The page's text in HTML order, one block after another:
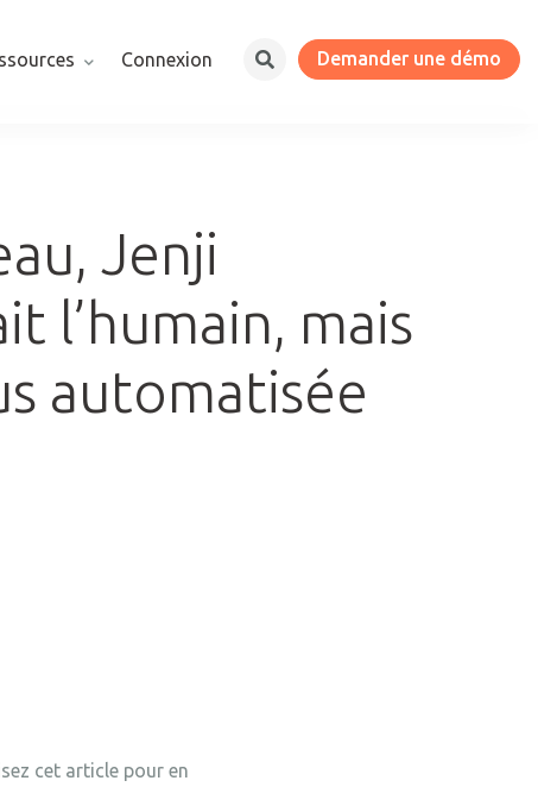
Connexion Demander une démo
Jenji
l’humain, mais
automatisée
cet article pour en